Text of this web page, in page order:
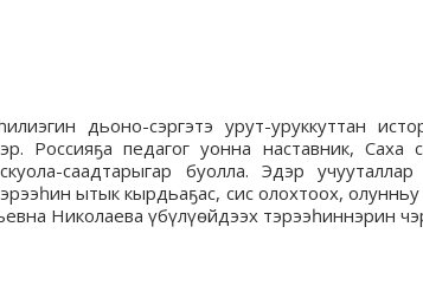
дьоно-сэргэтэ урут-уруккуттан
Россияҕа педагог уонна наставник, Саха
саадтарыгар буолла. Эдэр учууталлар
ытык кырдьаҕас, сис олохтоох,
Николаева үбүлүөйдээх тэрээһиннэрин